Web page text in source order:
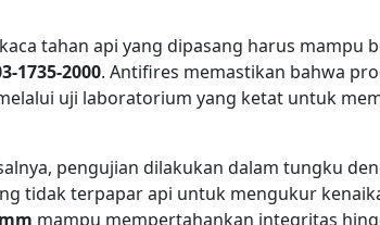
tahan api yang dipasang harus mampu
1735-2000. Antifires memastikan bahwa
uji laboratorium yang ketat untuk
pengujian dilakukan dalam tungku
tidak terpapar api untuk mengukur
mampu mempertahankan integritas